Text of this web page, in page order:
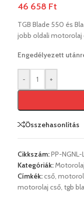
46 658 Ft
TGB Blade 550 és
jobb oldali motorolaj
Engedélyezett
- +
Összehasonlítás
Cikkszám:PP-
Kategóriák:Motorolaj
Címkék:cső,
motorolaj cső, tgb